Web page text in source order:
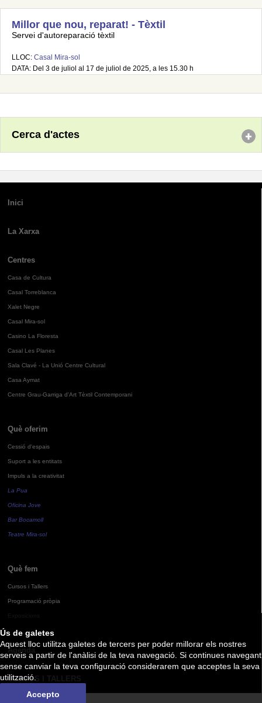
Ús de galetes
Aquest lloc utilitza galetes de tercers per poder millorar els nostres
serveis a partir de l'anàlisi de la teva navegació. Si continues navegant
sense canviar la teva configuració considerarem que acceptes la seva
utilització.
Accepto
Millor que nou, reparat! - Tèxtil
Servei d'autoreparació tèxtil
LLOC: Casal Mira-sol
DATA: Del 3 de juliol al 17 de juliol de 2025, a les 15.30 h
Cerca d'actes
Inici
La Xarxa
Centres
Casa de Cultura
Casal Torreblanca
Xalet Negre
Casal Mira-sol
Casino La Floresta
Casal Les Planes
Sala Clavé - La Unió Centre Cultural
Casa Aymat
Centre Grau-Garriga d'Art Tèxtil Contemporani
Què oferim
Cessió d'espais
Suport a les entitats
Impuls a la creativitat
La Pua
Oficina Jove
Bar Bocamoll
Teatre Mira-sol
Què fem
Cursos i Tallers
Programació pròpia
Agenda
CURSOS I TALLERS